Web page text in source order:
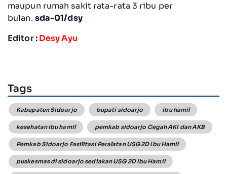
maupun rumah sakit rata-rata 3 ribu per
bulan. sda-01/dsy
Editor :Desy Ayu
Tags
Kabupaten Sidoarjo bupati sidoarjo ibu hamil
kesehatan ibu hamil pemkab sidoarjo Cegah AKI dan AKB
Pemkab Sidoarjo Fasilitasi Peralatan USG 2D Ibu Hamil
puskesmas di sidoarjo sediakan USG 2D Ibu Hamil